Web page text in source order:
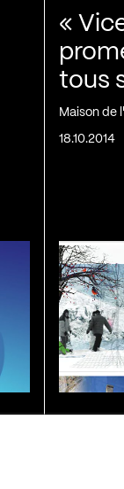
«
tous
Maison de
18.10.2014